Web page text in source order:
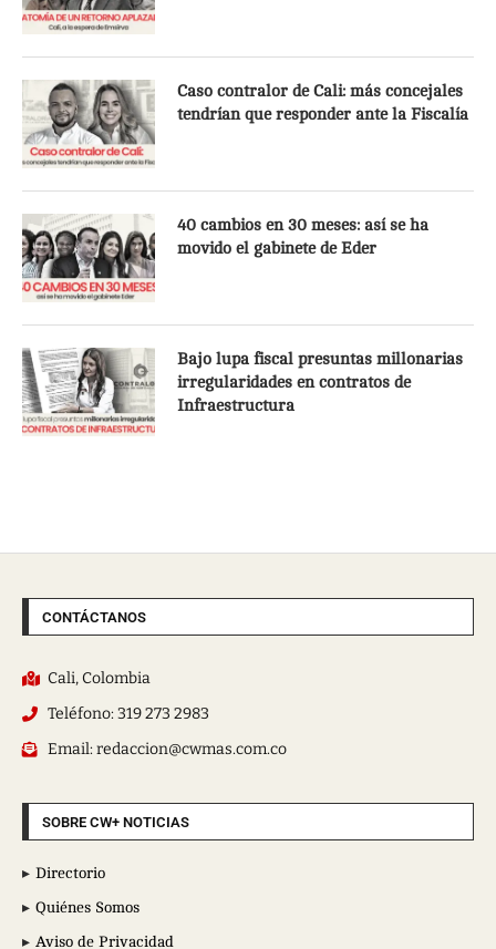
Caso contralor de Cali: más concejales
tendrían que responder ante la Fiscalía
40 cambios en 30 meses: así se ha
movido el gabinete de Eder
Bajo lupa fiscal presuntas millonarias
irregularidades en contratos de
Infraestructura
CONTÁCTANOS
Cali, Colombia
Teléfono: 319 273 2983
Email: redaccion@cwmas.com.co
SOBRE CW+ NOTICIAS
Directorio
Quiénes Somos
Aviso de Privacidad